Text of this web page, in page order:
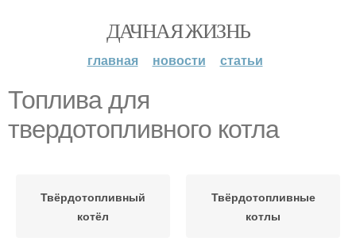
ДАЧНАЯ ЖИЗНЬ
главная новости статьи
Топлива для
твердотопливного котла
Твёрдотопливный
котёл
Твёрдотопливные
котлы